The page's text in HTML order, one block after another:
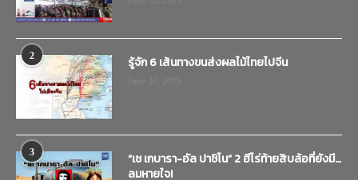
2 รู้จัก 6 เส้นทางขนส่งผลไม้ไทยไปจีน
3
“เช เกบารา-อัล ปาชิโน” 2 ฮีโร่ท้ายสิบล้อที่ยังมี…
ลมหายใจ!